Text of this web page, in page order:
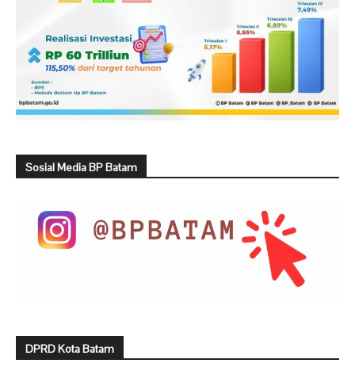
Sosial Media BP Batam
DPRD Kota Batam